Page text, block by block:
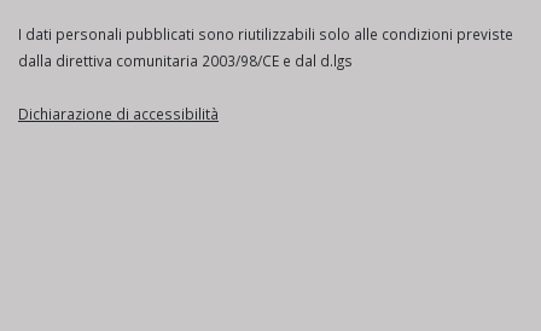
I dati personali pubblicati sono riutilizzabili solo alle condizioni previste
dalla direttiva comunitaria 2003/98/CE e dal d.lgs
Dichiarazione di accessibilità